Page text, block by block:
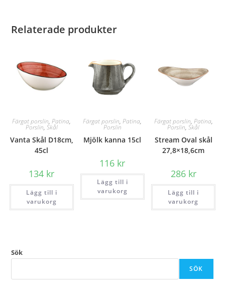
Relaterade produkter
Färgat porslin,Patina,
Porslin, Skål
Vanta Skål D18cm,
45cl
134 kr
Lägg till i
varukorg
Färgat porslin,Patina,
Porslin
Mjölk kanna 15cl
116 kr
Lägg till i
varukorg
Färgat porslin, Patina,
Porslin,Skål
Stream Oval skål
27,8×18,6cm
286 kr
Lägg till i
varukorg
Sök
SÖK